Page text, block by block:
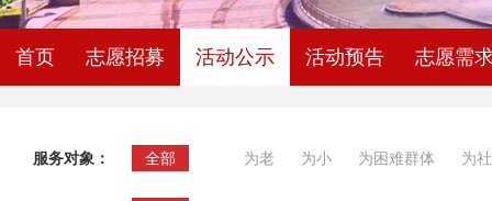
首页 志愿招募 活动公示 活动预告 志愿需
服务对象： 全部 为老 为小 为困难群体 为